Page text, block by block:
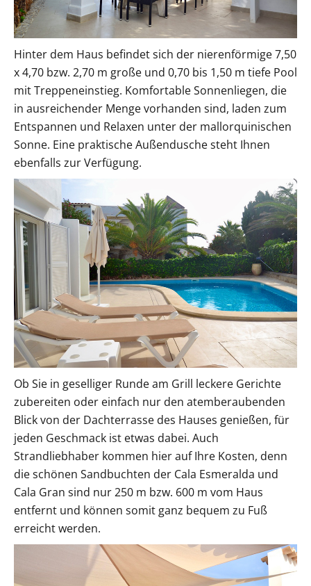
Hinter dem Haus befindet sich der nierenförmige 7,50
x 4,70 bzw. 2,70 m große und 0,70 bis 1,50 m tiefe Pool
mit Treppeneinstieg. Komfortable Sonnenliegen, die
in ausreichender Menge vorhanden sind, laden zum
Entspannen und Relaxen unter der mallorquinischen
Sonne. Eine praktische Außendusche steht Ihnen
ebenfalls zur Verfügung.
Ob Sie in geselliger Runde am Grill leckere Gerichte
zubereiten oder einfach nur den atemberaubenden
Blick von der Dachterrasse des Hauses genießen, für
jeden Geschmack ist etwas dabei. Auch
Strandliebhaber kommen hier auf Ihre Kosten, denn
die schönen Sandbuchten der Cala Esmeralda und
Cala Gran sind nur 250 m bzw. 600 m vom Haus
entfernt und können somit ganz bequem zu Fuß
erreicht werden.